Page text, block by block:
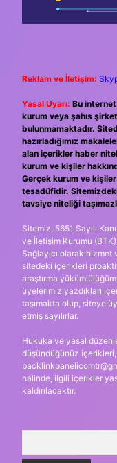
Reklam ve İletişim:
Yasal Uyarı: Bu
kurum veya şahıs
bulunmamaktadır.
hazırladığımız
alan içerikler haber
kurum ve kişiler
Gerçek kurum ve
tesadüfidir.
tavsiye niteliği
Sitemiz, 5651 Sayılı
ve İletişim Kurumu
Sağlayıcı olarak
sitedeki içerikleri
araştırma
üyelerimiz yazdıkları
taşımakta olup, siteye
etmiş sayılırlar.
Hukuka ve yasal
düşündüğünüz içerikleri,
halinde, ilgili içerikler
kaldırılacaktır.